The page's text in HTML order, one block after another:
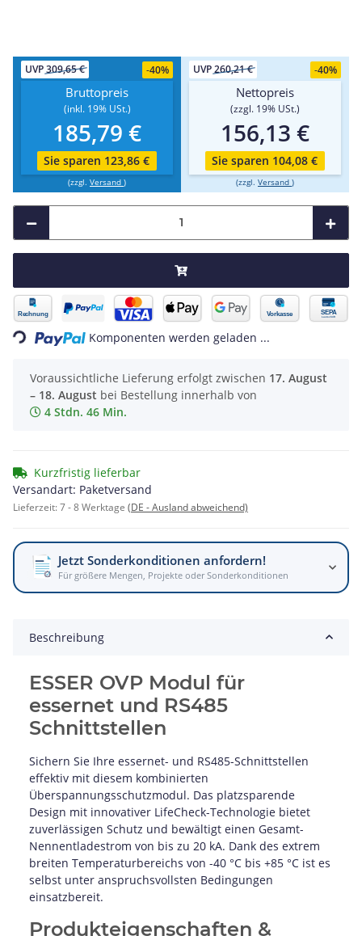
UVP309,65 € -40%
Bruttopreis
(inkl. 19% USt.)
185,79 €
Sie sparen 123,86 €
(zzgl. Versand )
UVP260,21 € -40%
Nettopreis
(zzgl. 19% USt.)
156,13 €
Sie sparen 104,08 €
(zzgl. Versand )
Loading... Komponenten werden geladen ...
Voraussichtliche Lieferung erfolgt zwischen 17. August
– 18. August bei Bestellung innerhalb von
4 Stdn. 46 Min.
Kurzfristig lieferbar
Versandart: Paketversand
Lieferzeit:7 - 8 Werktage (DE - Ausland abweichend)
Jetzt Sonderkonditionen anfordern!
Für größere Mengen, Projekte oder Sonderkonditionen
Beschreibung
ESSER OVP Modul für
essernet und RS485
Schnittstellen
Sichern Sie Ihre essernet- und RS485-Schnittstellen
effektiv mit diesem kombinierten
Überspannungsschutzmodul. Das platzsparende
Design mit innovativer LifeCheck-Technologie bietet
zuverlässigen Schutz und bewältigt einen Gesamt-
Nennentladestrom von bis zu 20 kA. Dank des extrem
breiten Temperaturbereichs von -40 °C bis +85 °C ist es
selbst unter anspruchsvollsten Bedingungen
einsatzbereit.
Produkteigenschaften &